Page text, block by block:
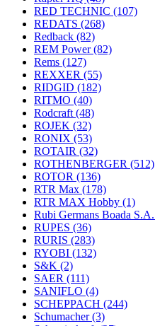
RED TECHNIC (107)
REDATS (268)
Redback (82)
REM Power(82)
Rems (127)
REXXER (55)
RIDGID (182)
RITMO (40)
Rodcraft (48)
ROJEK (32)
RONIX (53)
ROTAIR (32)
ROTHENBERGER (512)
ROTOR (136)
RTR Max (178)
RTR MAX Hobby (1)
Rubi Germans Boada S.A.
RUPES (36)
RURIS (283)
RYOBI (132)
S&K (2)
SAER (111)
SANIFLO (4)
SCHEPPACH (244)
Schumacher(3)